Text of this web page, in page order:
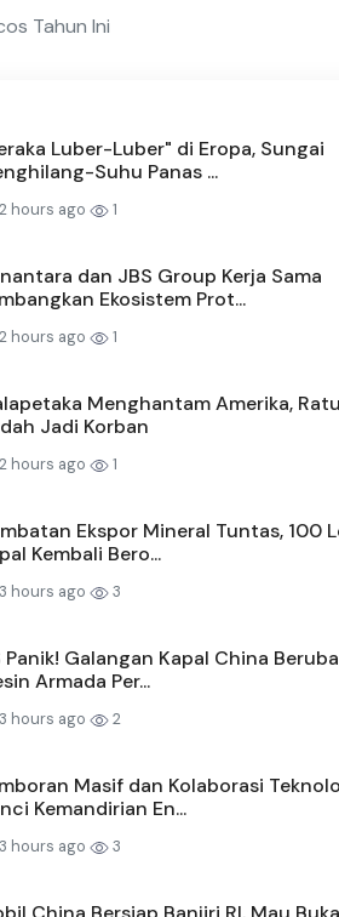
Tahun Ini
Luber-Luber" di Eropa, Sungai
Suhu Panas ...
2 hours ago 1
dan JBS Group Kerja Sama
Ekosistem Prot...
2 hours ago 1
Menghantam Amerika,
Jadi Korban
2 hours ago 1
Ekspor Mineral Tuntas, 100
Kembali Bero...
3 hours ago 3
Panik! Galangan Kapal China
Armada Per...
3 hours ago 2
Masif dan Kolaborasi
Kemandirian En...
3 hours ago 3